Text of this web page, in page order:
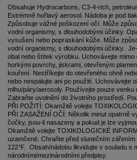
Obsahuje Hydrocarbons, C3-4-rich,
Extrémně hořlavý aerosol. Nádoba je pod
Způsobuje vážné poškození očí. Může
vodní organismy, s dlouhodobými účinky.
vysušení nebo popraskání kůže. Může
vodní organismy, s dlouhodobými účinky.
obal nebo štítek výrobku.
Uchovávejte
horkými povrchy, jiskrami, otevřeným
kouření. Nestříkejte do otevřeného ohně
nebo nespalujte ani po použití. Uchovávejte
mlhu/páry/aerosoly. Používejte pouze venku
Zabraňte uvolnění do životního prostředí.
PŘI POŽITÍ: Okamžitě volejte
PŘI ZASAŽENÍ OČÍ: Několik minut opatrně
čočky, jsou-li nasazeny a pokud je lze
Okamžitě volejte TOXIKOLOGICKÉ
uzamčené. Chraňte před slunečním
122°F.Obsah/nádobu likvidujte v souladu s
národními/mezinárodními předpisy.